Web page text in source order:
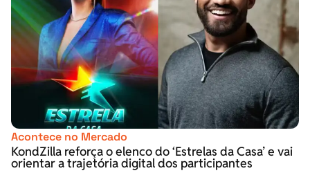
Acontece no Mercado
KondZilla reforça o elenco do ‘Estrelas da Casa’ e vai
orientar a trajetória digital dos participantes